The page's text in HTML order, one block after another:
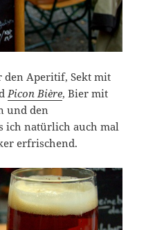
den Aperitif, Sekt mit
Picon Bière, Bier mit
und den
ich natürlich auch mal
erfrischend.